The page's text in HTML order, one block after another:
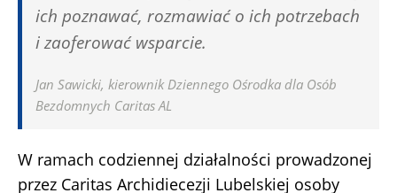
ich poznawać, rozmawiać o ich potrzebach
i zaoferować wsparcie.
Jan Sawicki, kierownik Dziennego Ośrodka dla Osób
Bezdomnych Caritas AL
W ramach codziennej działalności prowadzonej
przez Caritas Archidiecezji Lubelskiej osoby